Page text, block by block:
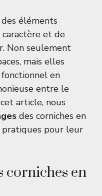
éléments
et de
Non seulement
mais elles
en
entre le
article, nous
des corniches en
pratiques pour leur
corniches en